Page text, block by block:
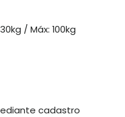
/ Máx: 100kg
cadastro